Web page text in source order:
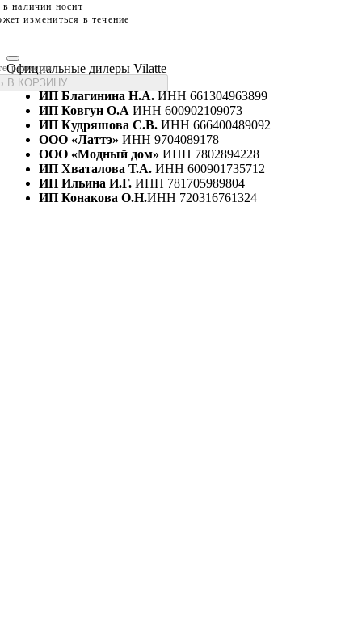
наличии носит
измениться в течение
размеры
В КОРЗИНУ
Официальные дилеры Vilatte
ИП Благинина Н.А.ИНН 661304963899
ИП Ковгун О.А ИНН 600902109073
ИП Кудряшова С.В. ИНН 666400489092
ООО «Латтэ» ИНН 9704089178
ООО «Модный дом» ИНН 7802894228
ИП Хваталова Т.А. ИНН 600901735712
ИП Ильина И.Г. ИНН 781705989804
ИП Конакова О.Н.ИНН 720316761324